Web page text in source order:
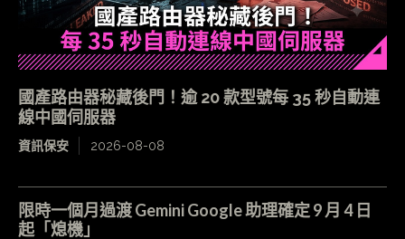
國產路由器秘藏後門！逾 20 款型號每 35 秒自動連
線中國伺服器
資訊保安 2026-08-08
限時一個月過渡 Gemini Google 助理確定 9 月 4 日
起「熄機」